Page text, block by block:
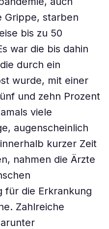
Grippe, starben
bis zu 50
war die bis dahin
durch ein
wurde, mit einer
und zehn Prozent
viele
augenscheinlich
kurzer Zeit
nahmen die Ärzte
für die Erkrankung
Zahlreiche